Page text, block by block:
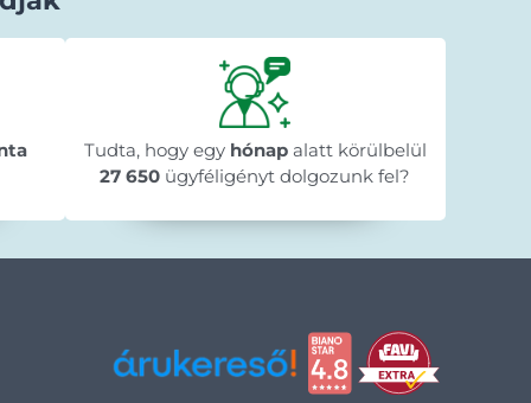
Béla Horváth
1 nappal ezelőtt
★★★★★
★★★★★
★★★★★
"Gyorsan megérkezett a megrendelt
termék."
Tudta, hogy egy hónapalatt körülbelül
27 650 ügyféligényt dolgozunk fel?